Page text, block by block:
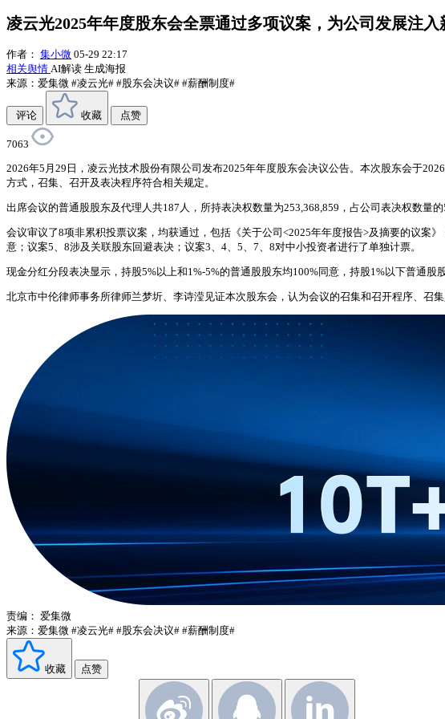
凌云光2025年年度股东会全票通过多项议案，为公司发展注入
作者： 集小微 05-29 22:17
相关舆情 AI解读 生成海报
来源：爱集微 #凌云光# #股东会决议# #薪酬制度#
评论 收藏 点赞
7063
2026年5月29日，凌云光技术股份有限公司发布2025年年度股东会决议公告。本次股东会于
方式，召集、召开及表决程序符合相关规定。
出席会议的普通股股东及代理人共187人，所持表决权数量为253,368,859，占公司表决权数量
会议审议了8项非累积投票议案，均获通过，包括《关于公司<2025年年度报告>及摘要的议案
意；议案5、8涉及关联股东回避表决；议案3、4、5、7、8对中小投资者进行了单独计票。
现金分红分段表决显示，持股5%以上和1%-5%的普通股股东均100%同意，持股1%以下普通
北京市中伦律师事务所律师兰梦圻、李诗滢见证本次股东会，认为会议的召集和召开程序、召
责编： 爱集微
来源：爱集微 #凌云光# #股东会决议# #薪酬制度#
收藏 点赞